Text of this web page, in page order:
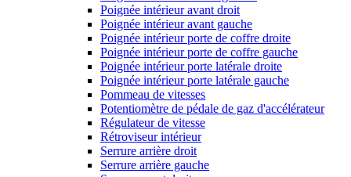
Poignée intérieur avant droit
Poignée intérieur avant gauche
Poignée intérieur porte de coffre droite
Poignée intérieur porte de coffre gauche
Poignée intérieur porte latérale droite
Poignée intérieur porte latérale gauche
Pommeau de vitesses
Potentiomètre de pédale de gaz d'accélérateur
Régulateur de vitesse
Rétroviseur intérieur
Serrure arrière droit
Serrure arrière gauche